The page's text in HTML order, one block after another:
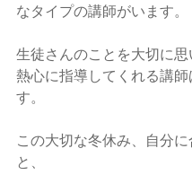
なタイプの講師がいます。
生徒さんのことを大切に思
熱心に指導してくれる講
す。
この大切な冬休み、自分
と、